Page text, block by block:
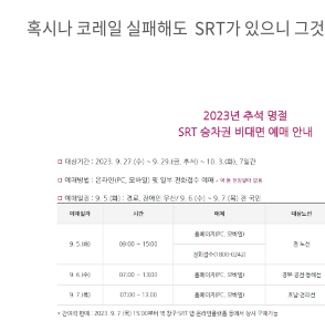
혹시나 코레일 실패해도 SRT가 있으니 그